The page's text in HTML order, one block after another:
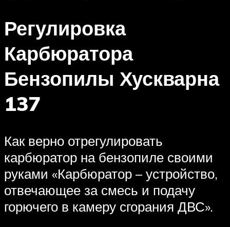
Регулировка
Карбюратора
Бензопилы Хускварна
137
Как верно отрегулировать
карбюратор на бензопиле своими
руками «Карбюратор – устройство,
отвечающее за смесь и подачу
горючего в камеру сгорания ДВС».